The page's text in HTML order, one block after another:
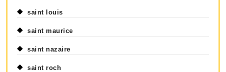
saint louis
saint maurice
saint nazaire
saint roch